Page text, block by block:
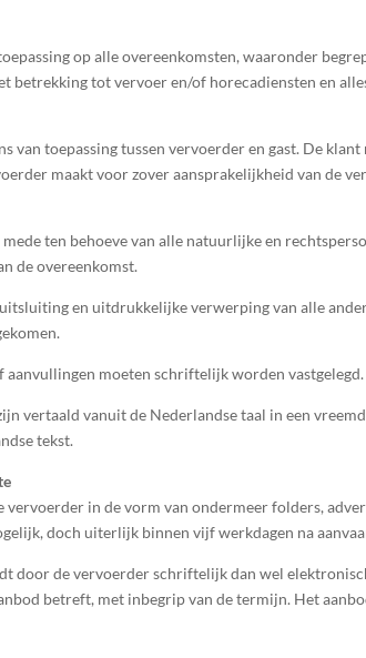
op alle overeenkomsten, waaronder
betrekking tot vervoer en/of horecadiensten en
van toepassing tussen vervoerder en gast. De
maakt voor zover aansprakelijkheid van de
ten behoeve van alle natuurlijke en
de overeenkomst.
en uitdrukkelijke verwerping van alle
moeten schriftelijk worden vastgelegd.
vertaald vanuit de Nederlandse taal in een
tekst.
vervoerder in de vorm van ondermeer folders,
doch uiterlijk binnen vijf werkdagen na
door de vervoerder schriftelijk dan wel
betreft, met inbegrip van de termijn. Het